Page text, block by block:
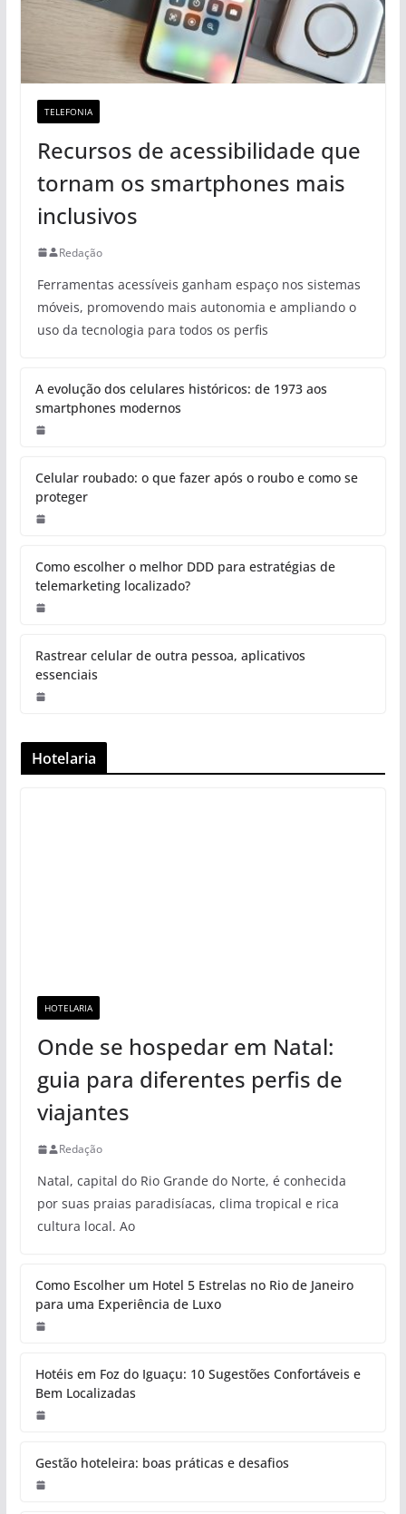
TELEFONIA
Recursos de acessibilidade que
tornam os smartphones mais
inclusivos
Redação
Ferramentas acessíveis ganham espaço nos sistemas
móveis, promovendo mais autonomia e ampliando o
uso da tecnologia para todos os perfis
A evolução dos celulares históricos: de 1973 aos
smartphones modernos
Celular roubado: o que fazer após o roubo e como se
proteger
Como escolher o melhor DDD para estratégias de
telemarketing localizado?
Rastrear celular de outra pessoa, aplicativos
essenciais
Hotelaria
HOTELARIA
Onde se hospedar em Natal:
guia para diferentes perfis de
viajantes
Redação
Natal, capital do Rio Grande do Norte, é conhecida
por suas praias paradisíacas, clima tropical e rica
cultura local. Ao
Como Escolher um Hotel 5 Estrelas no Rio de Janeiro
para uma Experiência de Luxo
Hotéis em Foz do Iguaçu: 10 Sugestões Confortáveis e
Bem Localizadas
Gestão hoteleira: boas práticas e desafios